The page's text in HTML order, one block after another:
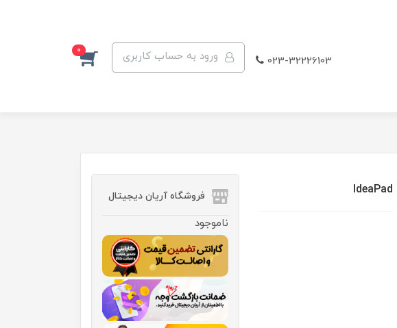
023-32226103 ورود به حساب کاربری 0
فروشگاه آریان دیجیتال
ناموجود